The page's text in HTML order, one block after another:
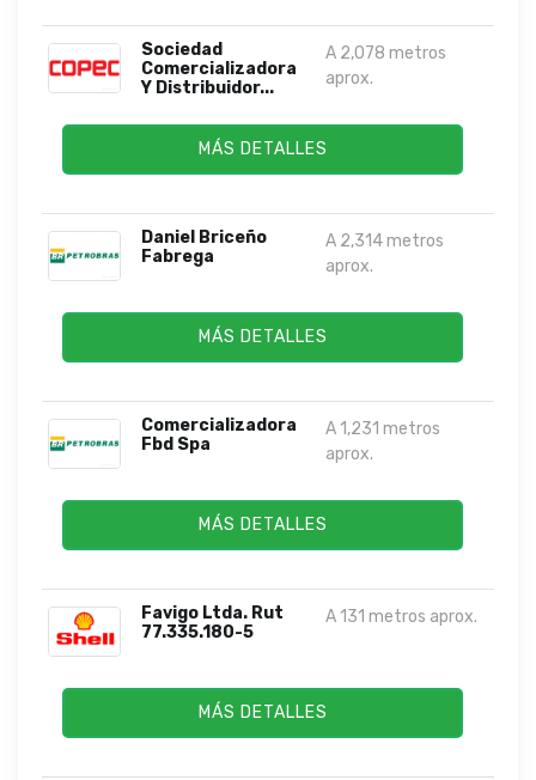
Sociedad
Comercializadora
Y Distribuidor...
A 2,078 metros
aprox.
MÁS DETALLES
Daniel Briceño
Fabrega
A 2,314 metros
aprox.
MÁS DETALLES
Comercializadora
Fbd Spa
A 1,231 metros
aprox.
MÁS DETALLES
Favigo Ltda. Rut
77.335.180-5
A 131 metros aprox.
MÁS DETALLES